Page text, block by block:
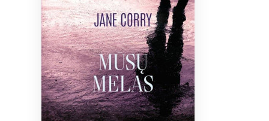
+370 667 80 541
info@elvislab.lt